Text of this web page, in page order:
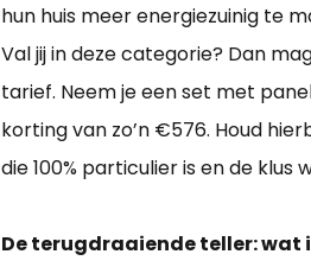
hun huis meer energiezuinig te
Val jij in deze categorie? Dan
tarief. Neem je een set met
korting van zo’n €576. Houd
die 100% particulier is en de
De terugdraaiende teller: wat